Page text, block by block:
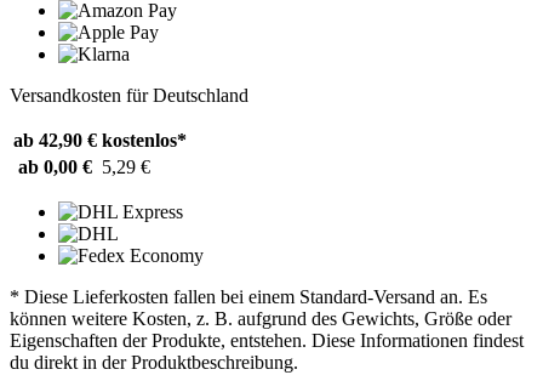
Versandkosten für Deutschland
ab 42,90 € kostenlos*
ab 0,00 € 5,29 €
* Diese Lieferkosten fallen bei einem Standard-Versand an. Es
können weitere Kosten, z. B. aufgrund des Gewichts, Größe oder
Eigenschaften der Produkte, entstehen. Diese Informationen findest
du direkt in der Produktbeschreibung.